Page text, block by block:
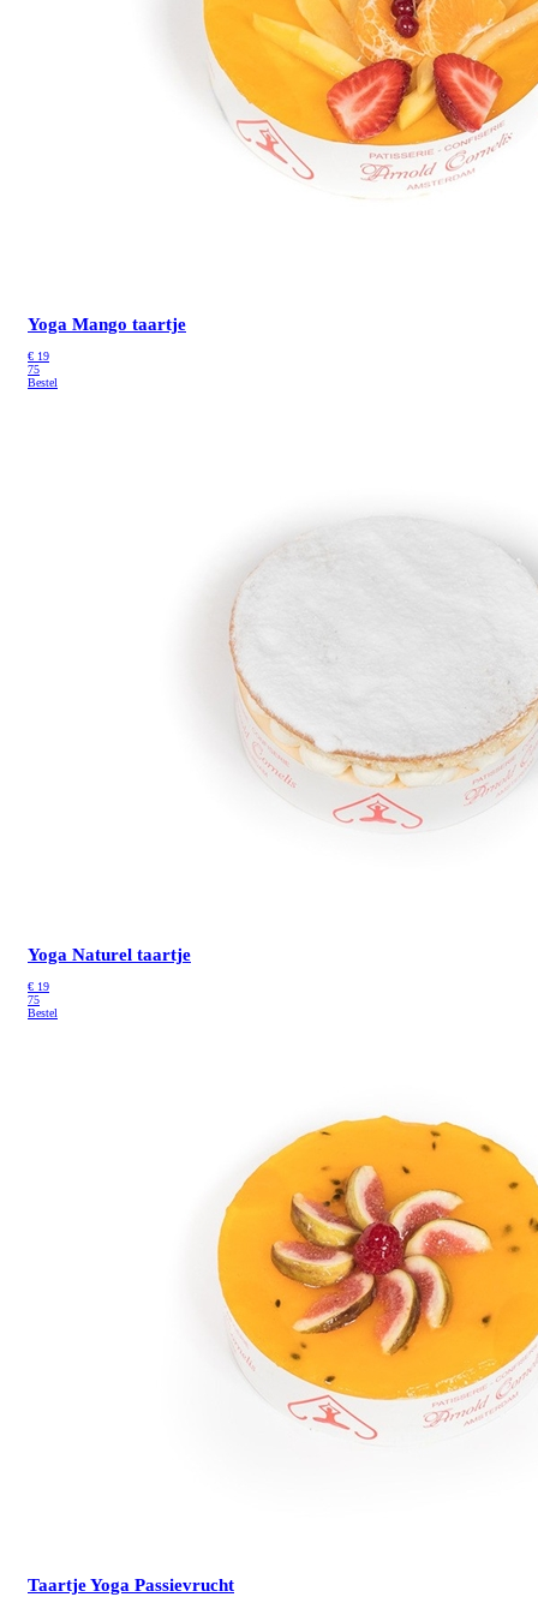
Yoga Mango taartje
€ 19
75
Bestel
Yoga Naturel taartje
€ 19
75
Bestel
Taartje Yoga Passievrucht